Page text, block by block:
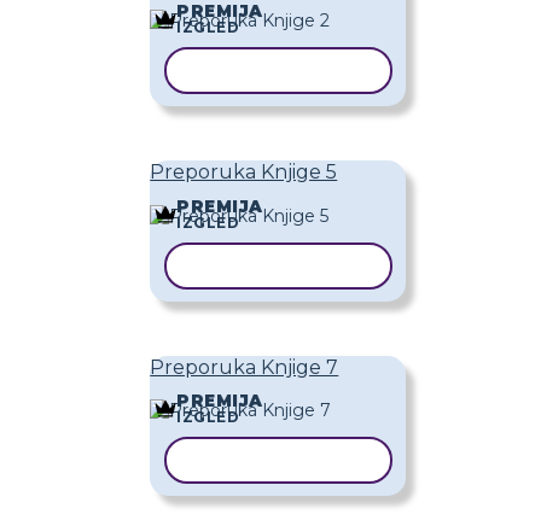
PREMIJA
IZGLED
Preporuka Knjige 5
PREMIJA
IZGLED
Preporuka Knjige 7
PREMIJA
IZGLED